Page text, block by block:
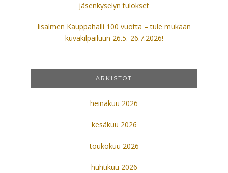
jäsenkyselyn tulokset
Iisalmen Kauppahalli 100 vuotta – tule mukaan
kuvakilpailuun 26.5.-26.7.2026!
ARKISTOT
heinäkuu 2026
kesäkuu 2026
toukokuu 2026
huhtikuu 2026